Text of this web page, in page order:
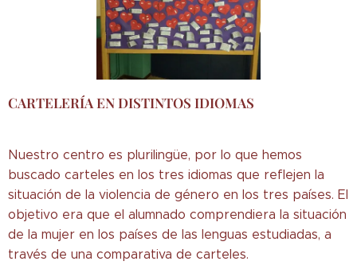
CARTELERÍA EN DISTINTOS IDIOMAS
Nuestro centro es plurilingüe, por lo que hemos
buscado carteles en los tres idiomas que reflejen la
situación de la violencia de género en los tres países. El
objetivo era que el alumnado comprendiera la situación
de la mujer en los países de las lenguas estudiadas, a
través de una comparativa de carteles.